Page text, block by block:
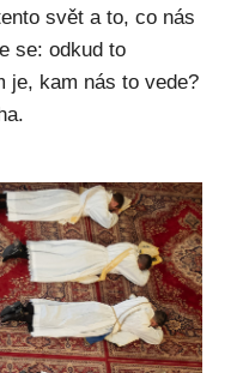
svět a to, co nás
se: odkud to
je, kam nás to vede?